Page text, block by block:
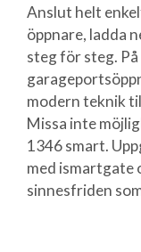
Anslut helt
öppnare, ladda
steg för steg.
modern teknik
Missa inte
1346 smart.
med ismartgate
sinnesfriden